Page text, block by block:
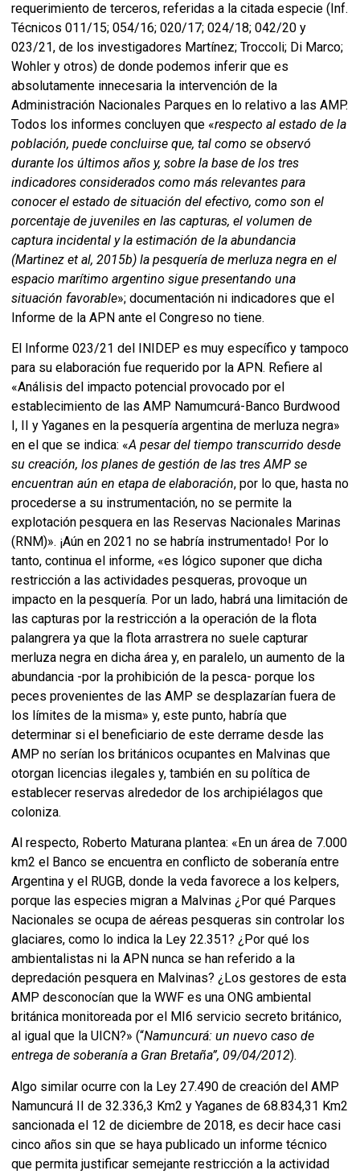
requerimiento de terceros, referidas a la citada especie (Inf.
Técnicos 011/15; 054/16; 020/17; 024/18; 042/20 y
023/21, de los investigadores Martínez; Troccoli; Di Marco;
Wohler y otros) de donde podemos inferir que es
absolutamente innecesaria la intervención de la
Administración Nacionales Parques en lo relativo a las AMP.
Todos los informes concluyen que «respecto al estado de la
población, puede concluirse que, tal como se observó
durante los últimos años y, sobre la base de los tres
indicadores considerados como más relevantes para
conocer el estado de situación del efectivo, como son el
porcentaje de juveniles en las capturas, el volumen de
captura incidental y la estimación de la abundancia
(Martinez et al, 2015b) la pesquería de merluza negra en el
espacio marítimo argentino sigue presentando una
situación favorable»; documentación ni indicadores que el
Informe de la APN ante el Congreso no tiene.
El Informe 023/21 del INIDEP es muy específico y tampoco
para su elaboración fue requerido por la APN. Refiere al
«Análisis del impacto potencial provocado por el
establecimiento de las AMP Namumcurá-Banco Burdwood
I, II y Yaganes en la pesquería argentina de merluza negra»
en el que se indica: «A pesar del tiempo transcurrido desde
su creación, los planes de gestión de las tres AMP se
encuentran aún en etapa de elaboración, por lo que, hasta no
procederse a su instrumentación, no se permite la
explotación pesquera en las Reservas Nacionales Marinas
(RNM)». ¡Aún en 2021 no se habría instrumentado! Por lo
tanto, continua el informe, «es lógico suponer que dicha
restricción a las actividades pesqueras, provoque un
impacto en la pesquería. Por un lado, habrá una limitación de
las capturas por la restricción a la operación de la flota
palangrera ya que la flota arrastrera no suele capturar
merluza negra en dicha área y, en paralelo, un aumento de la
abundancia -por la prohibición de la pesca- porque los
peces provenientes de las AMP se desplazarían fuera de
los límites de la misma» y, este punto, habría que
determinar si el beneficiario de este derrame desde las
AMP no serían los británicos ocupantes en Malvinas que
otorgan licencias ilegales y, también en su política de
establecer reservas alrededor de los archipiélagos que
coloniza.
Al respecto, Roberto Maturana plantea: «En un área de 7.000
km2 el Banco se encuentra en conflicto de soberanía entre
Argentina y el RUGB, donde la veda favorece a los kelpers,
porque las especies migran a Malvinas ¿Por qué Parques
Nacionales se ocupa de aéreas pesqueras sin controlar los
glaciares, como lo indica la Ley 22.351? ¿Por qué los
ambientalistas ni la APN nunca se han referido a la
depredación pesquera en Malvinas? ¿Los gestores de esta
AMP desconocían que la WWF es una ONG ambiental
británica monitoreada por el MI6 servicio secreto británico,
al igual que la UICN?» (“Namuncurá: un nuevo caso de
entrega de soberanía a Gran Bretaña”, 09/04/2012).
Algo similar ocurre con la Ley 27.490 de creación del AMP
Namuncurá II de 32.336,3 Km2 y Yaganes de 68.834,31 Km2
sancionada el 12 de diciembre de 2018, es decir hace casi
cinco años sin que se haya publicado un informe técnico
que permita justificar semejante restricción a la actividad